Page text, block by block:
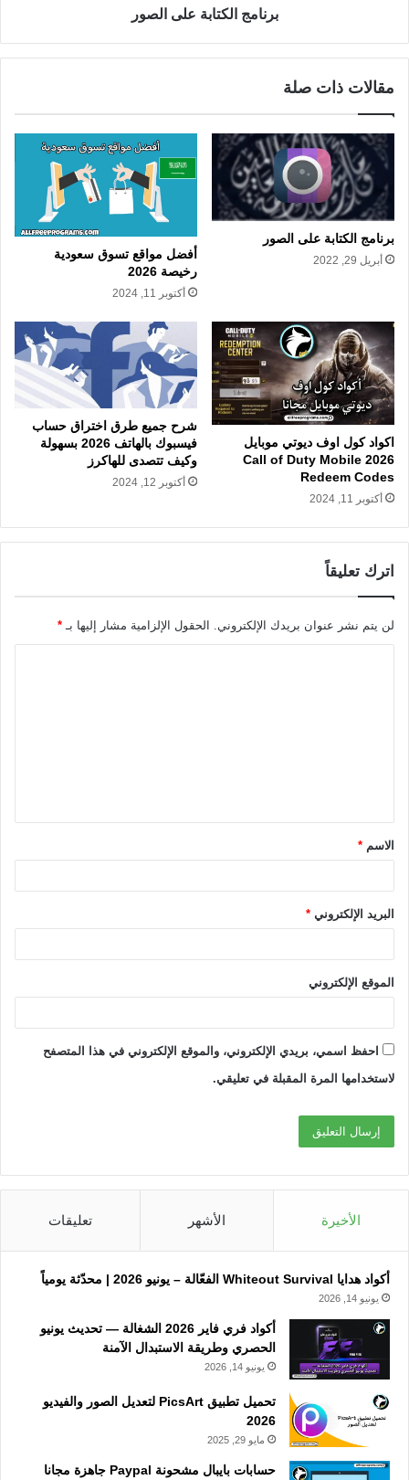
برنامج الكتابة على الصور
مقالات ذات صلة
برنامج الكتابة على الصور
أبريل 29, 2022
أفضل مواقع تسوق سعودية
رخيصة 2026
أكتوبر 11, 2024
اكواد كول اوف ديوتي موبايل
2026 Call of Duty Mobile
Redeem Codes
أكتوبر 11, 2024
شرح جميع طرق اختراق حساب
فيسبوك بالهاتف 2026 بسهولة
وكيف تتصدى للهاكرز
أكتوبر 12, 2024
اترك تعليقاً
لن يتم نشر عنوان بريدك الإلكتروني. الحقول الإلزامية مشار إليها بـ *
ق
*الاسم *
البريد الإلكتروني *
الموقع الإلكتروني
احفظ اسمي، بريدي الإلكتروني، والموقع الإلكتروني في هذا المتصفح
لاستخدامها المرة المقبلة في تعليقي.
الأخيرة الأشهر تعليقات
أكواد هدايا Whiteout Survival الفعّالة – يونيو 2026 | محدّثة يومياً
يونيو 14, 2026
أكواد فري فاير 2026 الشغالة — تحديث يونيو
الحصري وطريقة الاستبدال الآمنة
يونيو 14, 2026
تحميل تطبيق PicsArt لتعديل الصور والفيديو
2026
مايو 29, 2025
حسابات بايبال مشحونة Paypal جاهزة مجانا